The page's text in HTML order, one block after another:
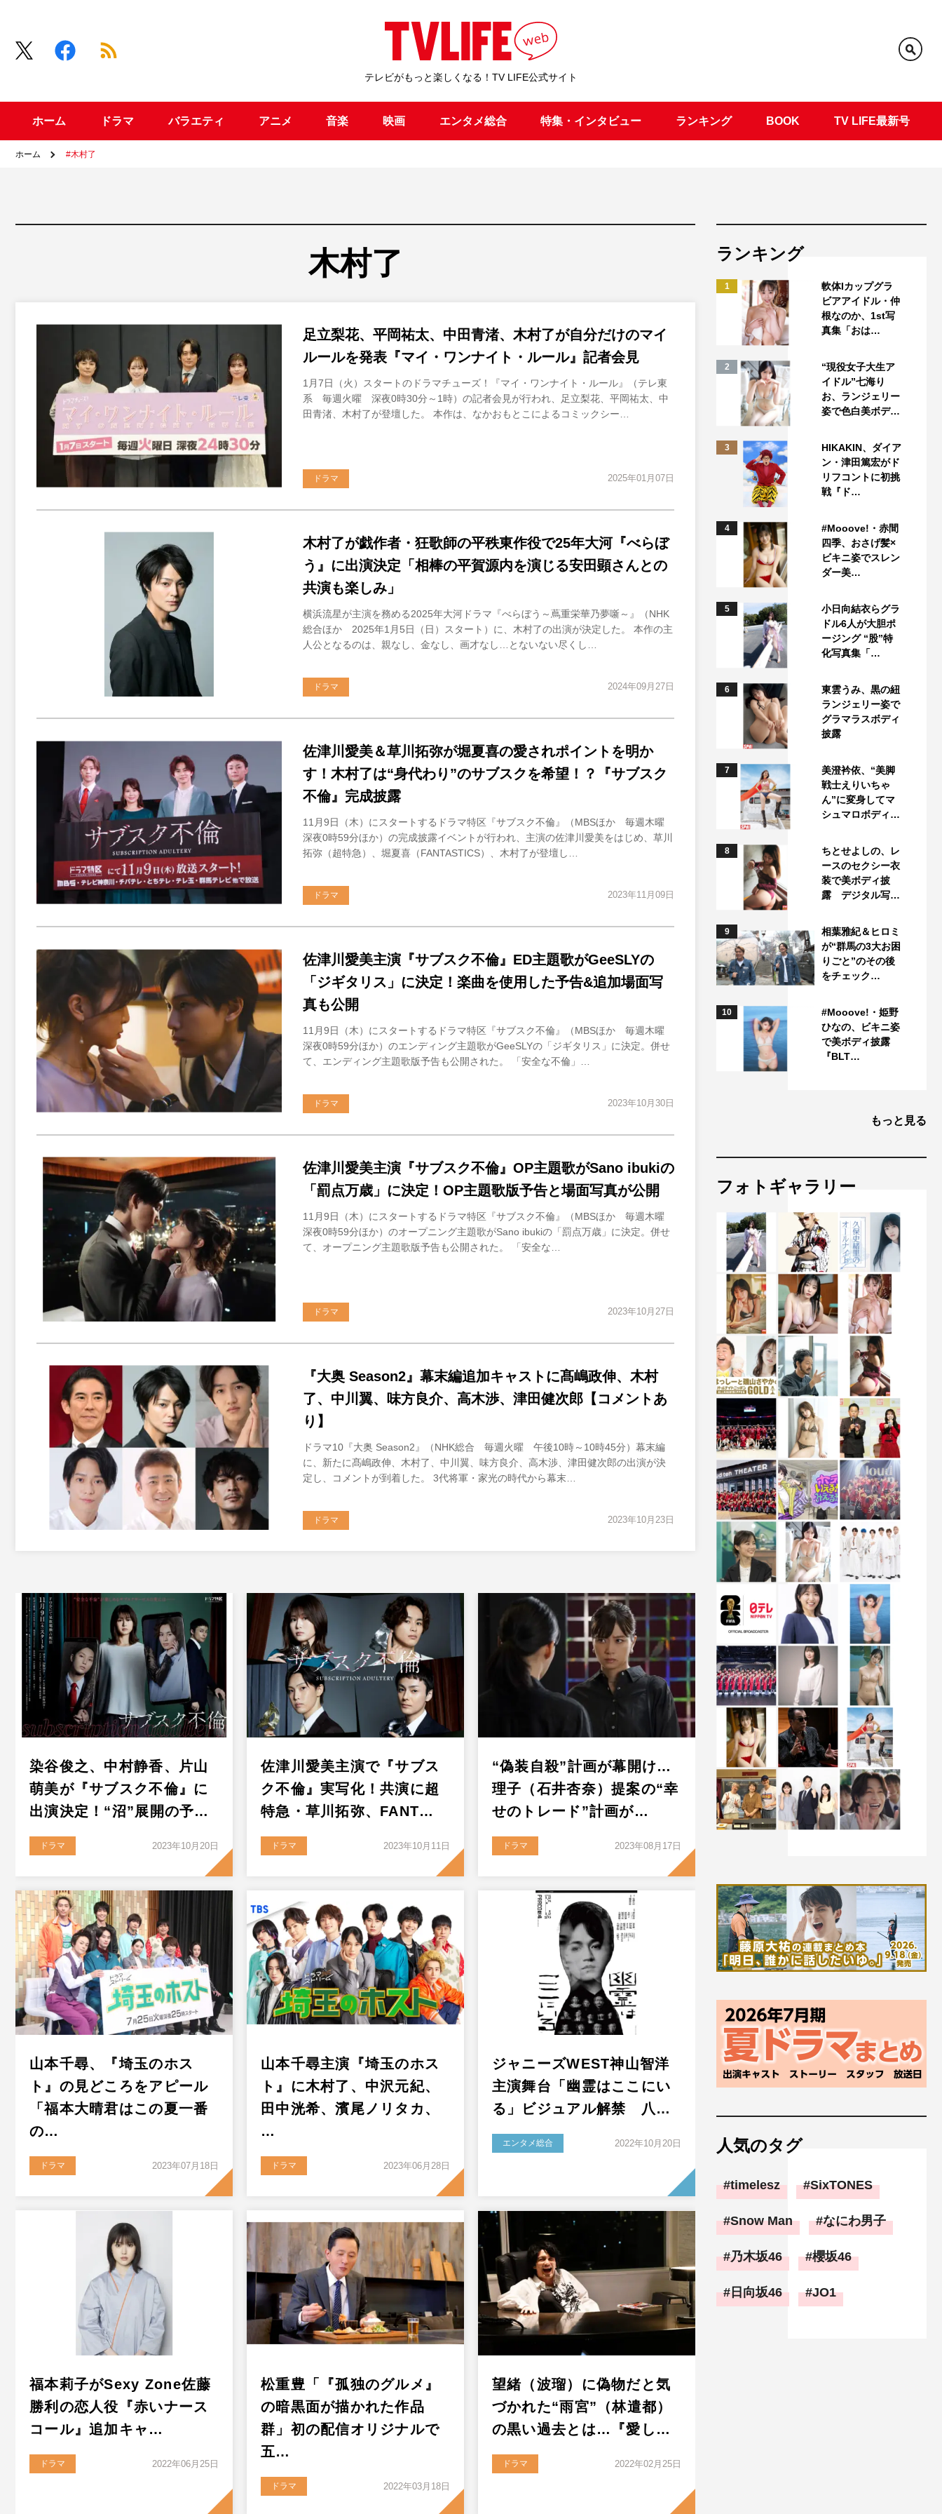
テレビがもっと楽しくなる！TV LIFE公式サイト
ホーム ドラマ バラエティ アニメ 音楽 映画 エンタメ総合 特集・インタビュー ランキング BOOK TV LIFE最新号
ホーム #木村了
木村了
足立梨花、平岡祐太、中田青渚、木村了が自分だけのマイ
ルールを発表『マイ・ワンナイト・ルール』記者会見
1月7日（火）スタートのドラマチューズ！『マイ・ワンナイト・ルール』（テレ東
系 毎週火曜 深夜0時30分～1時）の記者会見が行われ、足立梨花、平岡祐太、中
田青渚、木村了が登壇した。 本作は、なかおもとこによるコミックシー…
2025年01月07日
ドラマ
木村了が戯作者・狂歌師の平秩東作役で25年大河『べらぼ
う』に出演決定「相棒の平賀源内を演じる安田顕さんとの
共演も楽しみ」
横浜流星が主演を務める2025年大河ドラマ『べらぼう～蔦重栄華乃夢噺～』（NHK
総合ほか 2025年1月5日（日）スタート）に、木村了の出演が決定した。 本作の主
人公となるのは、親なし、金なし、画才なし…とないない尽くし…
2024年09月27日
ドラマ
佐津川愛美＆草川拓弥が堀夏喜の愛されポイントを明か
す！木村了は“身代わり”のサブスクを希望！？『サブスク
不倫』完成披露
11月9日（木）にスタートするドラマ特区『サブスク不倫』（MBSほか 毎週木曜
深夜0時59分ほか）の完成披露イベントが行われ、主演の佐津川愛美をはじめ、草川
拓弥（超特急）、堀夏喜（FANTASTICS）、木村了が登壇し…
2023年11月09日
ドラマ
佐津川愛美主演『サブスク不倫』ED主題歌がGeeSLYの
「ジギタリス」に決定！楽曲を使用した予告&追加場面写
真も公開
11月9日（木）にスタートするドラマ特区『サブスク不倫』（MBSほか 毎週木曜
深夜0時59分ほか）のエンディング主題歌がGeeSLYの「ジギタリス」に決定。併せ
て、エンディング主題歌版予告も公開された。 「安全な不倫」…
2023年10月30日
ドラマ
佐津川愛美主演『サブスク不倫』OP主題歌がSano ibukiの
「罰点万歳」に決定！OP主題歌版予告と場面写真が公開
11月9日（木）にスタートするドラマ特区『サブスク不倫』（MBSほか 毎週木曜
深夜0時59分ほか）のオープニング主題歌がSano ibukiの「罰点万歳」に決定。併せ
て、オープニング主題歌版予告も公開された。 「安全な…
2023年10月27日
ドラマ
『大奥 Season2』幕末編追加キャストに髙嶋政伸、木村
了、中川翼、味方良介、高木渉、津田健次郎【コメントあ
り】
ドラマ10『大奥 Season2』（NHK総合 毎週火曜 午後10時～10時45分）幕末編
に、新たに髙嶋政伸、木村了、中川翼、味方良介、高木渉、津田健次郎の出演が決
定し、コメントが到着した。 3代将軍・家光の時代から幕末…
2023年10月23日
ドラマ
染谷俊之、中村静香、片山
萌美が『サブスク不倫』に
出演決定！“沼”展開の予…
ドラマ 2023年10月20日
佐津川愛美主演で『サブス
ク不倫』実写化！共演に超
特急・草川拓弥、FANT…
ドラマ 2023年10月11日
“偽装自殺”計画が幕開け…
理子（石井杏奈）提案の“幸
せのトレード”計画が…
ドラマ 2023年08月17日
山本千尋、『埼玉のホス
ト』の見どころをアピール
「福本大晴君はこの夏一番
の…
ドラマ 2023年07月18日
山本千尋主演『埼玉のホス
ト』に木村了、中沢元紀、
田中洸希、濱尾ノリタカ、
…
ドラマ 2023年06月28日
ジャニーズWEST神山智洋
主演舞台「幽霊はここにい
る」ビジュアル解禁 八…
エンタメ総合 2022年10月20日
福本莉子がSexy Zone佐藤
勝利の恋人役『赤いナース
コール』追加キャ…
ドラマ 2022年06月25日
松重豊「『孤独のグルメ』
の暗黒面が描かれた作品
群」初の配信オリジナルで
五…
ドラマ 2022年03月18日
望緒（波瑠）に偽物だと気
づかれた“雨宮”（林遣都）
の黒い過去とは…『愛し…
ドラマ 2022年02月25日
ランキング
1
軟体Iカップグラ
ビアアイドル・仲
根なのか、1st写
真集「おは…
2
“現役女子大生ア
イドル”七海り
お、ランジェリー
姿で色白美ボデ…
3
HIKAKIN、ダイア
ン・津田篤宏がド
リフコントに初挑
戦『ド…
4
#Mooove!・赤間
四季、おさげ髪×
ビキニ姿でスレン
ダー美…
5
小日向結衣らグラ
ドル6人が大胆ポ
ージング “股”特
化写真集「…
6
東雲うみ、黒の紐
ランジェリー姿で
グラマラスボディ
披露
7
美澄衿依、“美脚
戦士えりいちゃ
ん”に変身してマ
シュマロボディ…
8
ちとせよしの、レ
ースのセクシー衣
装で美ボディ披
露 デジタル写…
9
相葉雅紀＆ヒロミ
が“群馬の3大お困
りごと”のその後
をチェック…
10
#Mooove!・姫野
ひなの、ビキニ姿
で美ボディ披露
『BLT…
もっと見る
フォトギャラリー
人気のタグ
timelesz SixTONES
Snow Man なにわ男子
乃木坂46 櫻坂46
日向坂46 JO1